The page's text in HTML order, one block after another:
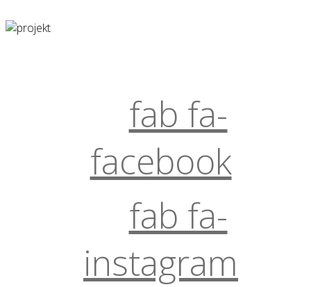
fab fa-
facebook
fab fa-
instagram